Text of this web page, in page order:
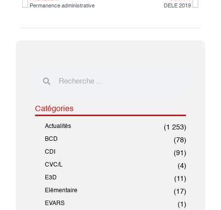
Permanence administrative DELE 2019
Catégories
Actualités (1 253)
BCD (78)
CDI (91)
CVC/L (4)
E3D (11)
Elémentaire (17)
EVARS (1)